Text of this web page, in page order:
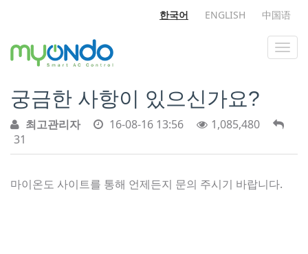
한국어 ENGLISH 中国语
궁금한 사항이 있으신가요?
최고관리자 16-08-16 13:56
1,085,480
31
마이온도 사이트를 통해 언제든지 문의 주시기 바랍니다.